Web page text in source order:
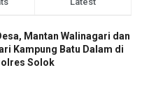
Mantan Walinagari dan
Kampung Batu Dalam di
Solok